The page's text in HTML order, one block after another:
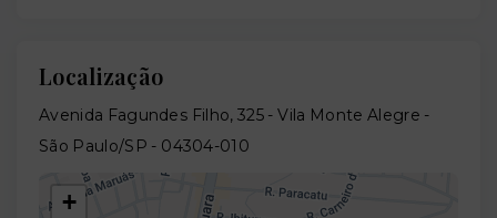
Localização
Avenida Fagundes Filho, 325 - Vila Monte Alegre -
São Paulo/SP - 04304-010
+